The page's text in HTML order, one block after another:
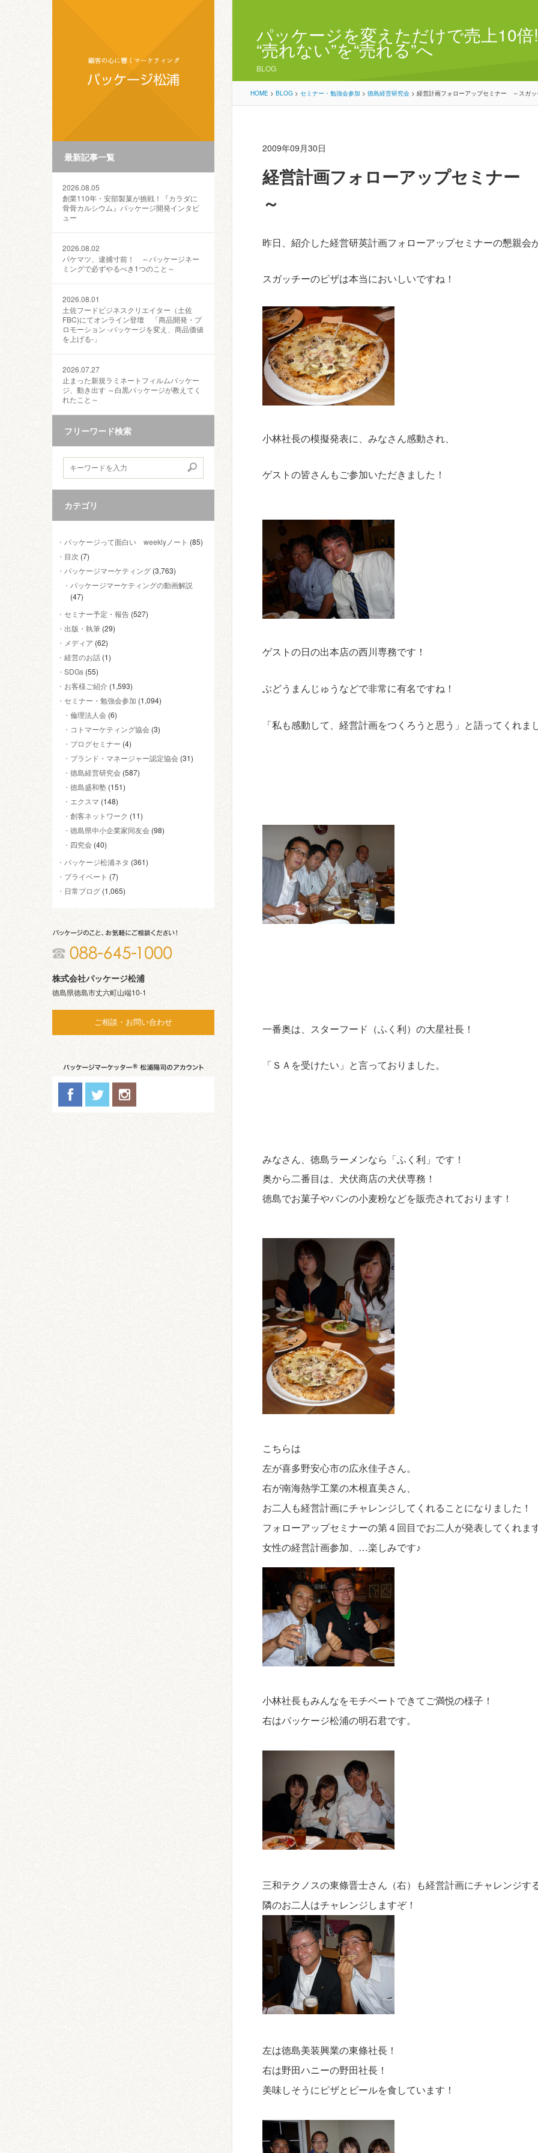
最新記事一覧
2026.08.05
創業110年・安部製菓が挑戦！『カラダに
骨骨カルシウム』パッケージ開発インタビ
ュー
2026.08.02
パケマツ、逮捕寸前！ ～パッケージネー
ミングで必ずやるべき1つのこと～
2026.08.01
土佐フードビジネスクリエイター（土佐
FBC)にてオンライン登壇 「商品開発・プ
ロモーション ‐パッケージを変え、商品価値
を上げる‐」
2026.07.27
止まった新規ラミネートフィルムパッケー
ジ、動き出す ～白黒パッケージが教えてく
れたこと～
フリーワード検索
カテゴリ
パッケージって面白い weeklyノート (85)
目次 (7)
パッケージマーケティング (3,763)
パッケージマーケティングの動画解説
(47)
セミナー予定・報告 (527)
出版・執筆 (29)
メディア (62)
経営のお話 (1)
SDGs (55)
お客様ご紹介 (1,593)
セミナー・勉強会参加 (1,094)
倫理法人会 (6)
コトマーケティング協会 (3)
ブログセミナー (4)
ブランド・マネージャー認定協会 (31)
徳島経営研究会 (587)
徳島盛和塾 (151)
エクスマ (148)
創客ネットワーク (11)
徳島県中小企業家同友会 (98)
四究会 (40)
パッケージ松浦ネタ (361)
プライベート (7)
日常ブログ (1,065)
株式会社パッケージ松浦
徳島県徳島市丈六町山端10-1
ご相談・お問い合わせ
パッケージを変えただけで売上10
“売れない”を“売れる”へ
BLOG
HOME > BLOG > セミナー・勉強会参加 > 徳島経営研究会 > 経営計画フォローアップセミナー ～スガッ
2009年09月30日
経営計画フォローアップセミナー
～
昨日、紹介した経営研英計画フォローアップセミナーの懇親会
スガッチーのピザは本当においしいですね！
小林社長の模擬発表に、みなさん感動され、
ゲストの皆さんもご参加いただきました！
ゲストの日の出本店の西川専務です！
ぶどうまんじゅうなどで非常に有名ですね！
「私も感動して、経営計画をつくろうと思う」と語ってくれま
一番奥は、スターフード（ふく利）の大星社長！
「ＳＡを受けたい」と言っておりました。
みなさん、徳島ラーメンなら「ふく利」です！
奥から二番目は、犬伏商店の犬伏専務！
徳島でお菓子やパンの小麦粉などを販売されております！
こちらは
左が喜多野安心市の広永佳子さん。
右が南海熱学工業の木根直美さん、
お二人も経営計画にチャレンジしてくれることになりました！
フォローアップセミナーの第４回目でお二人が発表してくれま
女性の経営計画参加、…楽しみです♪
小林社長もみんなをモチベートできてご満悦の様子！
右はパッケージ松浦の明石君です。
三和テクノスの東條晋士さん（右）も経営計画にチャレンジす
隣のお二人はチャレンジしますぞ！
左は徳島美装興業の東條社長！
右は野田ハニーの野田社長！
美味しそうにピザとビールを食しています！